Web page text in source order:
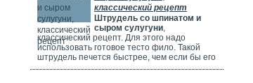
помидоров. В зависимости от времени года,
в начинку можно добавить баклажаны, сыр,
картофель, морковь или даже свёклу. Если
не хочется возиться с тестом, можно взять
готовое слоёное тесто или тесто фило.
классический рецепт
Штрудель со шпинатом и
сыром сулугуни,
классический рецепт. Для этого надо
использовать готовое тесто фило. Такой
штрудель печется быстрее, чем если бы его
делали из обычного теста. Чтобы корочка